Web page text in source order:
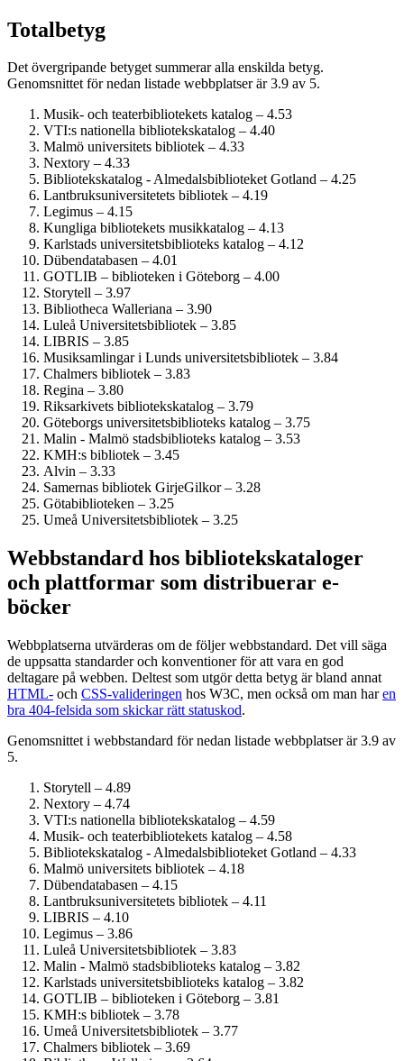
Totalbetyg
Det övergripande betyget summerar alla enskilda betyg.
Genomsnittet för nedan listade webbplatser är 3.9 av 5.
Musik- och teaterbibliotekets katalog – 4.53
VTI:s nationella bibliotekskatalog – 4.40
Malmö universitets bibliotek – 4.33
Nextory – 4.33
Bibliotekskatalog - Almedalsbiblioteket Gotland – 4.25
Lantbruksuniversitetets bibliotek – 4.19
Legimus – 4.15
Kungliga bibliotekets musikkatalog – 4.13
Karlstads universitetsbiblioteks katalog – 4.12
Dübendatabasen – 4.01
GOTLIB – biblioteken i Göteborg – 4.00
Storytell – 3.97
Bibliotheca Walleriana – 3.90
Luleå Universitetsbibliotek – 3.85
LIBRIS – 3.85
Musiksamlingar i Lunds universitetsbibliotek – 3.84
Chalmers bibliotek – 3.83
Regina – 3.80
Riksarkivets bibliotekskatalog – 3.79
Göteborgs universitetsbiblioteks katalog – 3.75
Malin - Malmö stadsbiblioteks katalog – 3.53
KMH:s bibliotek – 3.45
Alvin – 3.33
Samernas bibliotek GirjeGilkor – 3.28
Götabiblioteken – 3.25
Umeå Universitetsbibliotek – 3.25
Webbstandard hos bibliotekskataloger
och plattformar som distribuerar e-
böcker
Webbplatserna utvärderas om de följer webbstandard. Det vill säga
de uppsatta standarder och konventioner för att vara en god
deltagare på webben. Deltest som utgör detta betyg är bland annat
HTML- och CSS-valideringen hos W3C, men också om man haren
bra 404-felsida som skickar rätt statuskod.
Genomsnittet i webbstandard för nedan listade webbplatser är 3.9 av
5.
Storytell – 4.89
Nextory – 4.74
VTI:s nationella bibliotekskatalog – 4.59
Musik- och teaterbibliotekets katalog – 4.58
Bibliotekskatalog - Almedalsbiblioteket Gotland – 4.33
Malmö universitets bibliotek – 4.18
Dübendatabasen – 4.15
Lantbruksuniversitetets bibliotek – 4.11
LIBRIS – 4.10
Legimus – 3.86
Luleå Universitetsbibliotek – 3.83
Malin - Malmö stadsbiblioteks katalog – 3.82
Karlstads universitetsbiblioteks katalog – 3.82
GOTLIB – biblioteken i Göteborg – 3.81
KMH:s bibliotek – 3.78
Umeå Universitetsbibliotek – 3.77
Chalmers bibliotek – 3.69